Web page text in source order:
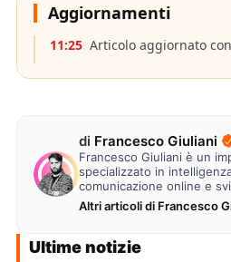
Aggiornamenti
11:25 Articolo aggiornato
di Francesco Giuliani
Francesco Giuliani è un
specializzato in
comunicazione online e
web. Lavora alla
Altri articoli di Francesco
Ultime notizie